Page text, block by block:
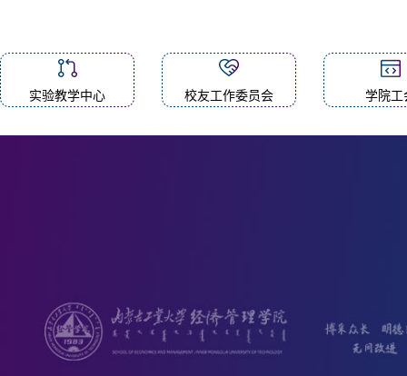
实验教学中心 校友工作委员会 学院工